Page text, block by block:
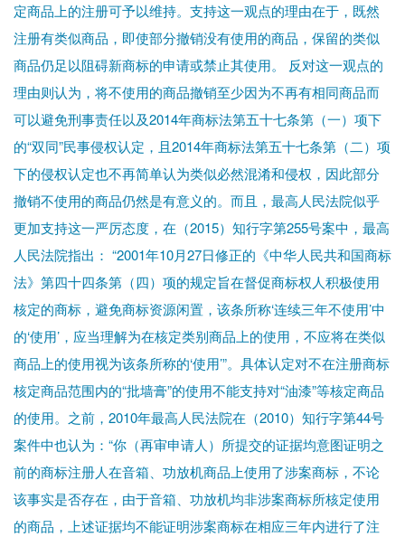
定商品上的注册可予以维持。支持这一观点的理由在于，既然
注册有类似商品，即使部分撤销没有使用的商品，保留的类似
商品仍足以阻碍新商标的申请或禁止其使用。 反对这一观点的
理由则认为，将不使用的商品撤销至少因为不再有相同商品而
可以避免刑事责任以及2014年商标法第五十七条第（一）项下
的“双同”民事侵权认定，且2014年商标法第五十七条第（二）项
下的侵权认定也不再简单认为类似必然混淆和侵权，因此部分
撤销不使用的商品仍然是有意义的。而且，最高人民法院似乎
更加支持这一严厉态度，在（2015）知行字第255号案中，最高
人民法院指出： “2001年10月27日修正的《中华人民共和国商标
法》第四十四条第（四）项的规定旨在督促商标权人积极使用
核定的商标，避免商标资源闲置，该条所称‘连续三年不使用’中
的‘使用’，应当理解为在核定类别商品上的使用，不应将在类似
商品上的使用视为该条所称的‘使用’”。具体认定对不在注册商标
核定商品范围内的“批墙膏”的使用不能支持对“油漆”等核定商品
的使用。之前，2010年最高人民法院在（2010）知行字第44号
案件中也认为：“你（再审申请人）所提交的证据均意图证明之
前的商标注册人在音箱、功放机商品上使用了涉案商标，不论
该事实是否存在，由于音箱、功放机均非涉案商标所核定使用
的商品，上述证据均不能证明涉案商标在相应三年内进行了注